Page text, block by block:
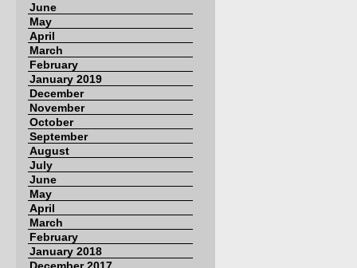
June
May
April
March
February
January 2019
December
November
October
September
August
July
June
May
April
March
February
January 2018